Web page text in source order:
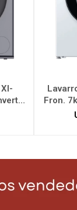
Fron.